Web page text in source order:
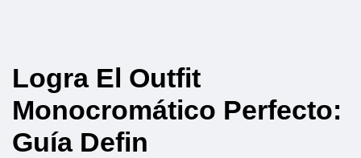
Logra El Outfit
Monocromático Perfecto:
Guía Defin